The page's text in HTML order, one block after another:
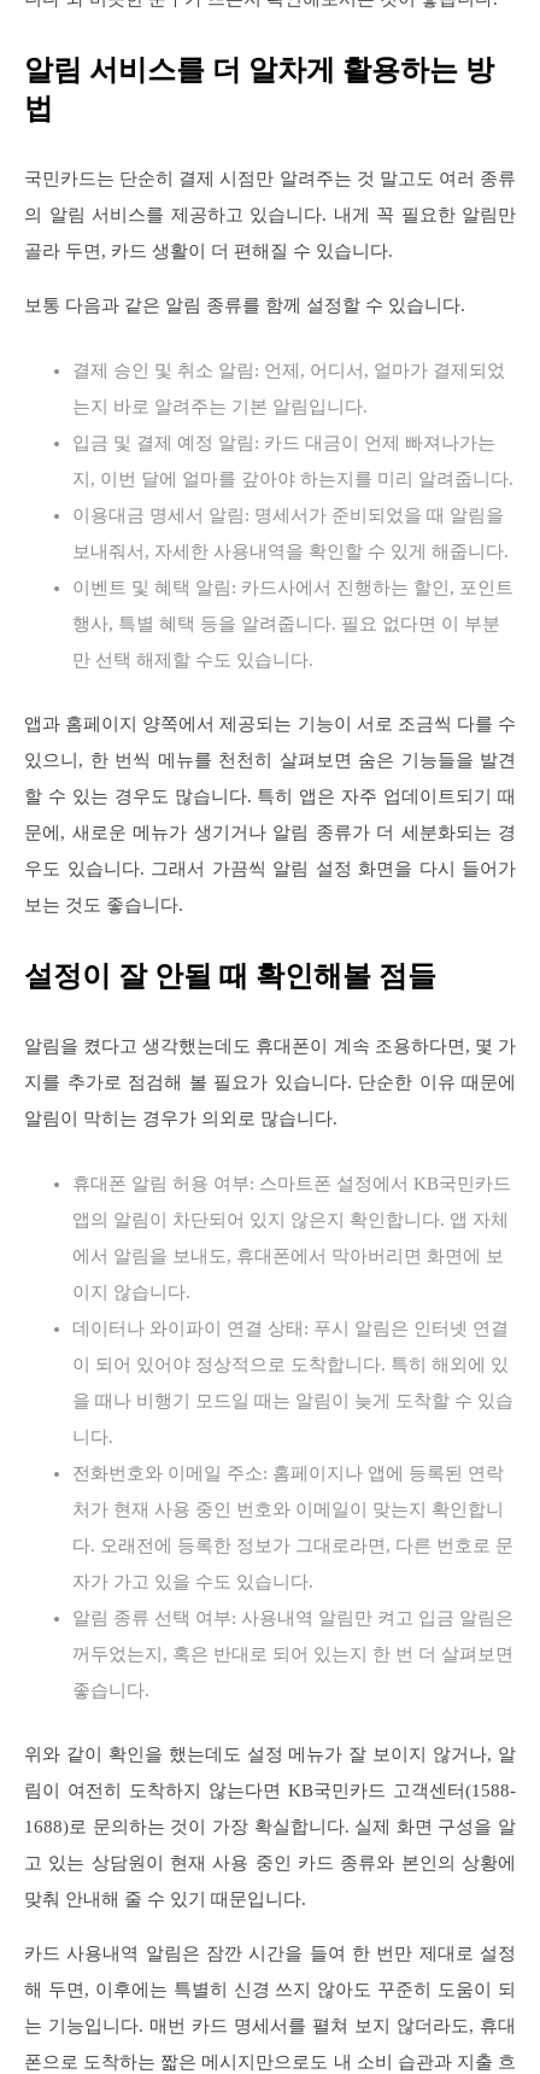
알림 서비스를 더 알차게 활용하는 방
법
국민카드는 단순히 결제 시점만 알려주는 것 말고도 여러 종류
의 알림 서비스를 제공하고 있습니다. 내게 꼭 필요한 알림만
골라 두면, 카드 생활이 더 편해질 수 있습니다.
보통 다음과 같은 알림 종류를 함께 설정할 수 있습니다.
결제 승인 및 취소 알림: 언제, 어디서, 얼마가 결제되었
는지 바로 알려주는 기본 알림입니다.
입금 및 결제 예정 알림: 카드 대금이 언제 빠져나가는
지, 이번 달에 얼마를 갚아야 하는지를 미리 알려줍니다.
이용대금 명세서 알림: 명세서가 준비되었을 때 알림을
보내줘서, 자세한 사용내역을 확인할 수 있게 해줍니다.
이벤트 및 혜택 알림: 카드사에서 진행하는 할인, 포인트
행사, 특별 혜택 등을 알려줍니다. 필요 없다면 이 부분
만 선택 해제할 수도 있습니다.
앱과 홈페이지 양쪽에서 제공되는 기능이 서로 조금씩 다를 수
있으니, 한 번씩 메뉴를 천천히 살펴보면 숨은 기능들을 발견
할 수 있는 경우도 많습니다. 특히 앱은 자주 업데이트되기 때
문에, 새로운 메뉴가 생기거나 알림 종류가 더 세분화되는 경
우도 있습니다. 그래서 가끔씩 알림 설정 화면을 다시 들어가
보는 것도 좋습니다.
설정이 잘 안될 때 확인해볼 점들
알림을 켰다고 생각했는데도 휴대폰이 계속 조용하다면, 몇 가
지를 추가로 점검해 볼 필요가 있습니다. 단순한 이유 때문에
알림이 막히는 경우가 의외로 많습니다.
휴대폰 알림 허용 여부: 스마트폰 설정에서 KB국민카드
앱의 알림이 차단되어 있지 않은지 확인합니다. 앱 자체
에서 알림을 보내도, 휴대폰에서 막아버리면 화면에 보
이지 않습니다.
데이터나 와이파이 연결 상태: 푸시 알림은 인터넷 연결
이 되어 있어야 정상적으로 도착합니다. 특히 해외에 있
을 때나 비행기 모드일 때는 알림이 늦게 도착할 수 있습
니다.
전화번호와 이메일 주소: 홈페이지나 앱에 등록된 연락
처가 현재 사용 중인 번호와 이메일이 맞는지 확인합니
다. 오래전에 등록한 정보가 그대로라면, 다른 번호로 문
자가 가고 있을 수도 있습니다.
알림 종류 선택 여부: 사용내역 알림만 켜고 입금 알림은
꺼두었는지, 혹은 반대로 되어 있는지 한 번 더 살펴보면
좋습니다.
위와 같이 확인을 했는데도 설정 메뉴가 잘 보이지 않거나, 알
림이 여전히 도착하지 않는다면 KB국민카드 고객센터(1588-
1688)로 문의하는 것이 가장 확실합니다. 실제 화면 구성을 알
고 있는 상담원이 현재 사용 중인 카드 종류와 본인의 상황에
맞춰 안내해 줄 수 있기 때문입니다.
카드 사용내역 알림은 잠깐 시간을 들여 한 번만 제대로 설정
해 두면, 이후에는 특별히 신경 쓰지 않아도 꾸준히 도움이 되
는 기능입니다. 매번 카드 명세서를 펼쳐 보지 않더라도, 휴대
폰으로 도착하는 짧은 메시지만으로도 내 소비 습관과 지출 흐